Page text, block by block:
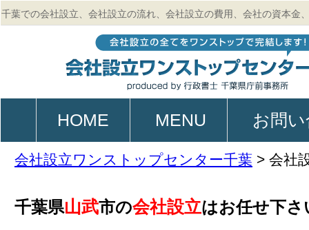
千葉での会社設立、会社設立の流れ、会社設立の費用、会社の資本金
HOME MENU お問
会社設立ワンストップセンター千葉 > 会社
千葉県山武市の会社設立はお任せ下さ